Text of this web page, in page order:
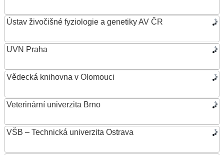
Ústav živočišné fyziologie a genetiky AV ČR
UVN Praha
Vědecká knihovna v Olomouci
Veterinární univerzita Brno
VŠB – Technická univerzita Ostrava